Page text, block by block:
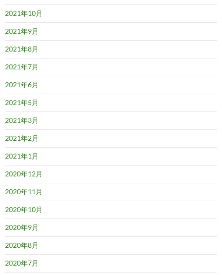
2021年10月
2021年9月
2021年8月
2021年7月
2021年6月
2021年5月
2021年3月
2021年2月
2021年1月
2020年12月
2020年11月
2020年10月
2020年9月
2020年8月
2020年7月